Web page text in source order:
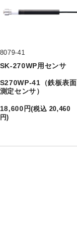
8079-41
SK-270WP用センサ
S270WP-41（鉄板表面
測定センサ）
18,600 円(税込 20,460
円)